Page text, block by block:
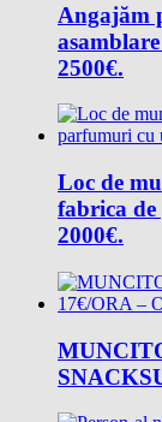
Angajăm
2500€.
Loc de
fabrica
2000€.